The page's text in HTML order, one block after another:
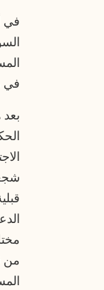
في
في
من